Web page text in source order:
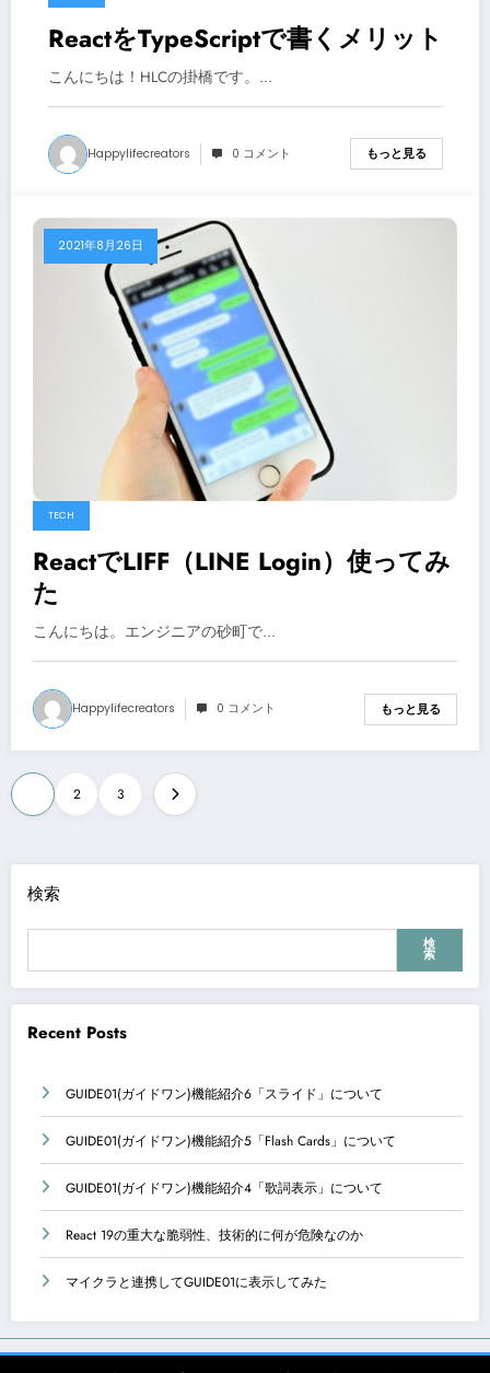
ReactをTypeScriptで書くメリット
こんにちは！HLCの掛橋です。…
Happylifecreators 0 コメント もっと見る
2021年8月26日
TECH
ReactでLIFF（LINE Login）使ってみ
た
こんにちは。エンジニアの砂町で…
Happylifecreators 0 コメント もっと見る
投
稿
の
ペ
ー
ジ
送
り
2 3
検索
検
索
Recent Posts
GUIDE01(ガイドワン)機能紹介6「スライド」について
GUIDE01(ガイドワン)機能紹介5「Flash Cards」について
GUIDE01(ガイドワン)機能紹介4「歌詞表示」について
React 19の重大な脆弱性、技術的に何が危険なのか
マイクラと連携してGUIDE01に表示してみた